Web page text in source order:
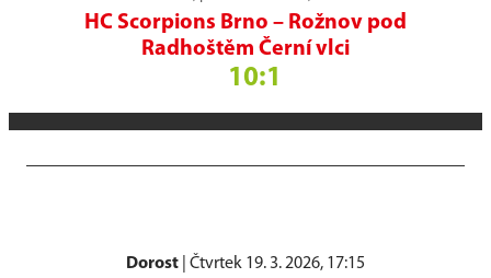
HC Scorpions Brno – Rožnov pod
Radhoštěm Černí vlci
10:1
Dorost Čtvrtek 19. 3. 2026, 17:15